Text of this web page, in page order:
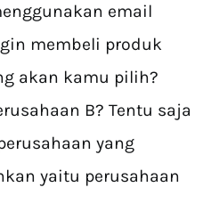
email
membeli produk
akan kamu pilih?
B? Tentu saja
yang
yaitu perusahaan